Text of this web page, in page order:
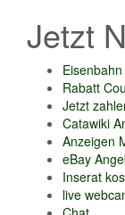
Jetzt
Rabatt
Jetzt
Catawiki
Anzeigen
eBay
Inserat
live